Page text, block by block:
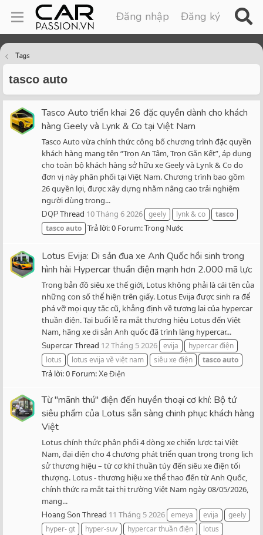
Đăng nhập Đăng ký
Tags
tasco auto
Tasco Auto triển khai 26 đặc quyền dành cho khách
hàng Geely và Lynk & Co tại Việt Nam
Tasco Auto vừa chính thức công bố chương trình đặc quyền
khách hàng mang tên “Trọn An Tâm, Trọn Gắn Kết”, áp dụng
cho toàn bộ khách hàng sở hữu xe Geely và Lynk & Co do
đơn vị này phân phối tại Việt Nam. Chương trình bao gồm
26 quyền lợi, được xây dựng nhằm nâng cao trải nghiệm
người dùng trong...
DQPThread 10 Tháng 6 2026 geely lynk & co
tasco
tascoauto Trả lời: 0 Forum:Trong Nước
Lotus Evija: Di sản đua xe Anh Quốc hồi sinh trong
hình hài Hypercar thuần điện mạnh hơn 2.000 mã lực
Trong bản đồ siêu xe thế giới, Lotus không phải là cái tên của
những con số thể hiện trên giấy. Lotus Evija được sinh ra để
phá vỡ mọi quy tắc cũ, khẳng định về tương lai của hypercar
thuần điện. Tại buổi lễ ra mắt thương hiệu Lotus đến Việt
Nam, hãng xe di sản Anh quốc đã trình làng hypercar...
SupercarThread 12 Tháng 5 2026 evija
hypercar điện
lotus
lotus evija về việt nam siêu xe điện tascoauto
Trả lời: 0 Forum:Xe Điện
Từ "mãnh thú" điện đến huyền thoại cơ khí: Bộ tứ
siêu phẩm của Lotus sẵn sàng chinh phục khách hàng
Việt
Lotus chính thức phân phối 4 dòng xe chiến lược tại Việt
Nam, đại diện cho 4 chương phát triển quan trọng trong lịch
sử thương hiệu – từ cơ khí thuần túy đến siêu xe điện tối
thượng. Lotus - thương hiệu xe thể thao đến từ Anh Quốc,
chính thức ra mắt tại thị trường Việt Nam ngày 08/05/2026,
mang...
Hoang Son Thread 11 Tháng 5 2026 emeya evija
geely
hyper- gt
hyper-suv hypercar thuần điện
lotus